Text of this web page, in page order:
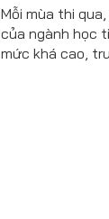
Mỗi mùa thi
của ngành học
mức khá cao,